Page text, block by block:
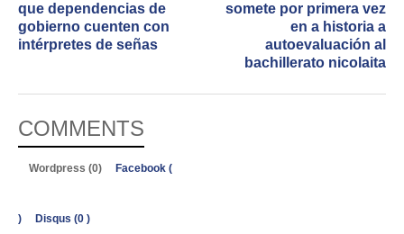
que dependencias de
gobierno cuenten con
intérpretes de señas
somete por primera vez
en a historia a
autoevaluación al
bachillerato nicolaita
COMMENTS
Wordpress (0) Facebook (
) Disqus (0 )